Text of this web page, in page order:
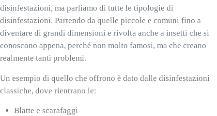
disinfestazioni, ma parliamo di tutte le tipologie di
disinfestazioni. Partendo da quelle piccole e comuni fino a
diventare di grandi dimensioni e rivolta anche a insetti che si
conoscono appena, perché non molto famosi, ma che creano
realmente tanti problemi.
Un esempio di quello che offrono è dato dalle disinfestazioni
classiche, dove rientrano le:
Blatte e scarafaggi